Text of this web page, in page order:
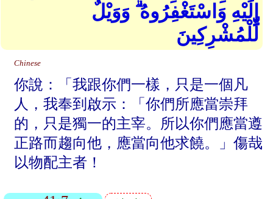
إِلَيْهِ وَاسْتَغْفِرُوهُ ۗ وَوَيْلٌ
لِّلْمُشْرِكِينَ
Chinese
你說：「我跟你們一樣，只是一個凡
人，我奉到啟示：「你們所應當崇拜
的，只是獨一的主宰。所以你們應當遵
正路而趨向他，應當向他求饒。」傷哉
以物配主者！